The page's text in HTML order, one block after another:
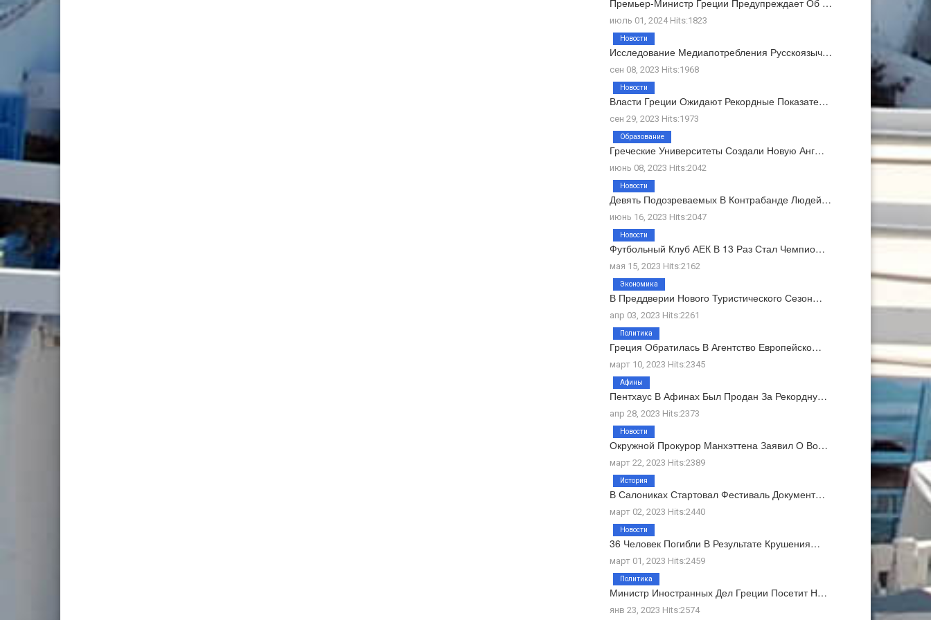
Премьер-Министр Греции Предупреждает Об …
июль 01, 2024 Hits:1823
Исследование Медиапотребления Русскоязыч…
сен 08, 2023 Hits:1968
Новости
Власти Греции Ожидают Рекордные Показате…
сен 29, 2023 Hits:1973
Новости
Греческие Университеты Создали Новую Анг…
июнь 08, 2023 Hits:2042
Образование
Девять Подозреваемых В Контрабанде Людей…
июнь 16, 2023 Hits:2047
Новости
Футбольный Клуб АЕК В 13 Раз Стал Чемпио…
мая 15, 2023 Hits:2162
Новости
В Преддверии Нового Туристического Сезон…
апр 03, 2023 Hits:2261
Экономика
Греция Обратилась В Агентство Европейско…
март 10, 2023 Hits:2345
Политика
Пентхаус В Афинах Был Продан За Рекордну…
апр 28, 2023 Hits:2373
Афины
Окружной Прокурор Манхэттена Заявил О Во…
март 22, 2023 Hits:2389
Новости
В Салониках Стартовал Фестиваль Документ…
март 02, 2023 Hits:2440
История
36 Человек Погибли В Результате Крушения…
март 01, 2023 Hits:2459
Новости
Министр Иностранных Дел Греции Посетит Н…
янв 23, 2023 Hits:2574
Политика